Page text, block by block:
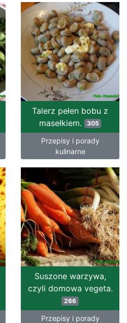
Talerz pełen bobu z
masełkiem.
305
Przepisy i porady
kulinarne
Suszone warzywa,
czyli domowa vegeta.
266
Przepisy i porady